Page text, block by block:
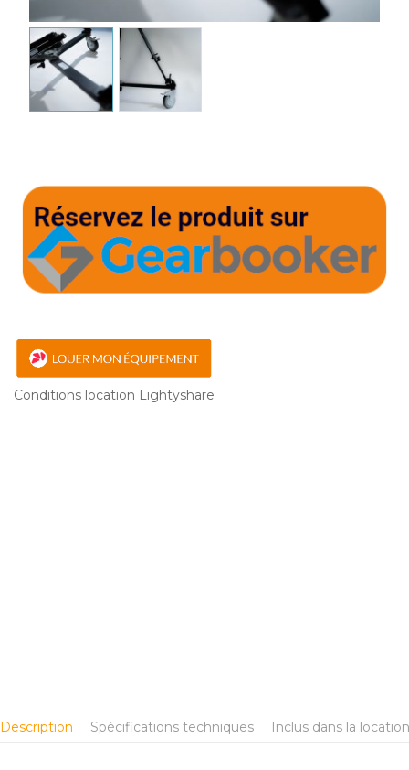
Conditions location Lightyshare
Description Spécifications techniques Inclus dans la location